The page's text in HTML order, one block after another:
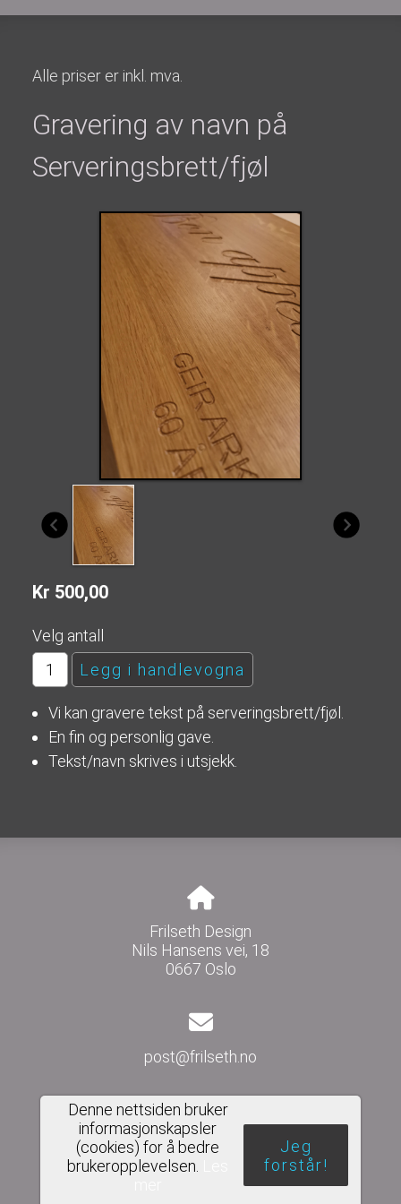
Alle priser er inkl. mva.
Gravering av navn på
Serveringsbrett/fjøl
Kr 500,00
Velg antall
Vi kan gravere tekst på serveringsbrett/fjøl.
En fin og personlig gave.
Tekst/navn skrives i utsjekk.
Frilseth Design
Nils Hansens vei, 18
0667 Oslo
post@frilseth.no
Del nettside
Denne nettsiden bruker
informasjonskapsler
(cookies) for å bedre
brukeropplevelsen.
Jeg
forstår!